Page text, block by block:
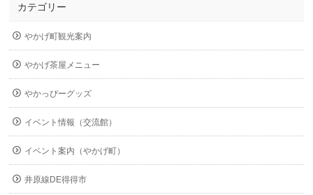
カテゴリー
やかげ町観光案内
やかげ茶屋メニュー
やかっぴーグッズ
イベント情報（交流館）
イベント案内（やかげ町）
井原線DE得得市